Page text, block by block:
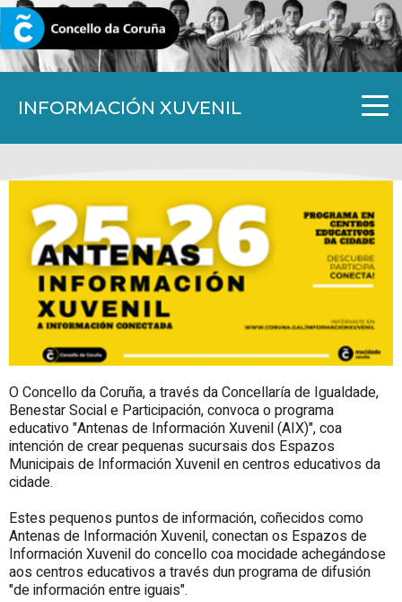
INFORMACIÓN XUVENIL
CORUNA.GAL
O Concello da Coruña, a través da Concellaría de Igualdade,
Benestar Social e Participación, convoca o programa
educativo "Antenas de Información Xuvenil (AIX)", coa
intención de crear pequenas sucursais dos Espazos
Municipais de Información Xuvenil en centros educativos da
cidade.
Estes pequenos puntos de información, coñecidos como
Antenas de Información Xuvenil, conectan os Espazos de
Información Xuvenil do concello coa mocidade achegándose
aos centros educativos a través dun programa de difusión
"de información entre iguais".